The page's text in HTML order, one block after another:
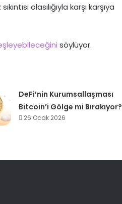
olasılığıyla karşı karşıya
söylüyor.
DeFi’nin Kurumsallaşması
Bitcoin’i Gölge mi Bırakıyor?
26 Ocak 2026